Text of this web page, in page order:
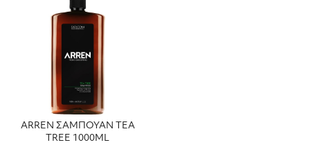
ARREN ΣΑΜΠΟΥΑΝ TEA
TREE 1000ML